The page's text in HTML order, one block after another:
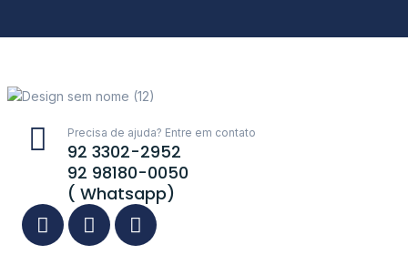
Precisa de ajuda? Entre em contato
92 3302-2952
92 98180-0050
( Whatsapp)